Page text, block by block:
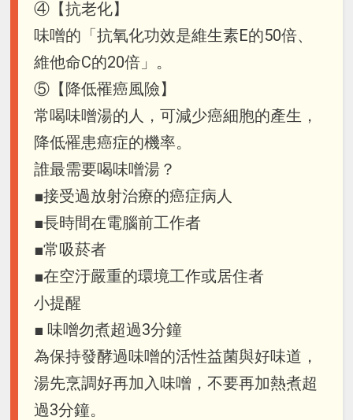
④【抗老化】
味噌的「抗氧化功效是維生素E的50倍、
維他命C的20倍」。
⑤【降低罹癌風險】
常喝味噌湯的人，可減少癌細胞的產生，
降低罹患癌症的機率。
誰最需要喝味噌湯？
■接受過放射治療的癌症病人
■長時間在電腦前工作者
■常吸菸者
■在空汙嚴重的環境工作或居住者
小提醒
■ 味噌勿煮超過3分鐘
為保持發酵過味噌的活性益菌與好味道，
湯先烹調好再加入味噌，不要再加熱煮超
過3分鐘。